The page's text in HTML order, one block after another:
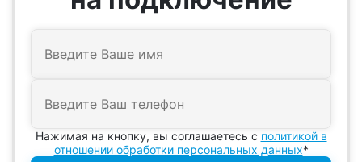
Нажимая на кнопку, вы соглашаетесь с политикой в
отношении обработки персональных данных*